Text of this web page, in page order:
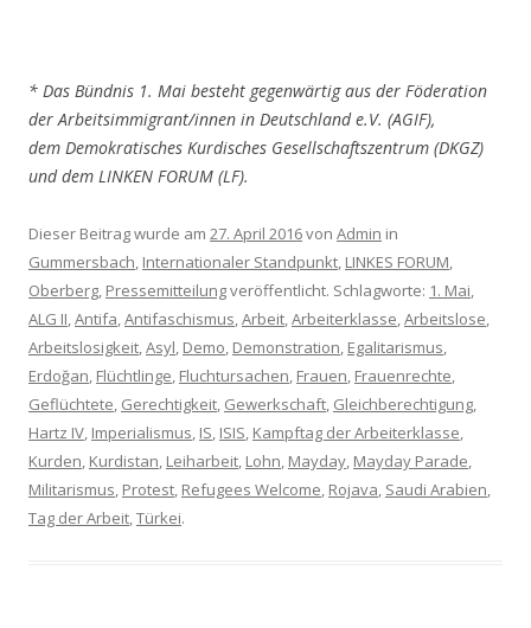
* Das Bündnis 1. Mai besteht gegenwärtig aus der Föderation
der Arbeitsimmigrant/innen in Deutschland e.V. (AGIF),
dem Demokratisches Kurdisches Gesellschaftszentrum (DKGZ)
und dem LINKEN FORUM (LF).
Dieser Beitrag wurde am 27. April 2016von Admin in
Gummersbach, Internationaler Standpunkt, LINKES FORUM,
Oberberg, Pressemitteilungveröffentlicht. Schlagworte: 1. Mai,
ALG II,Antifa,Antifaschismus,Arbeit,Arbeiterklasse,Arbeitslose,
Arbeitslosigkeit,Asyl, Demo, Demonstration, Egalitarismus,
Erdoğan, Flüchtlinge, Fluchtursachen, Frauen, Frauenrechte,
Geflüchtete, Gerechtigkeit, Gewerkschaft, Gleichberechtigung,
Hartz IV, Imperialismus, IS, ISIS, Kampftag der Arbeiterklasse,
Kurden, Kurdistan, Leiharbeit, Lohn, Mayday, Mayday Parade,
Militarismus, Protest, Refugees Welcome, Rojava, Saudi Arabien,
Tag der Arbeit,Türkei.